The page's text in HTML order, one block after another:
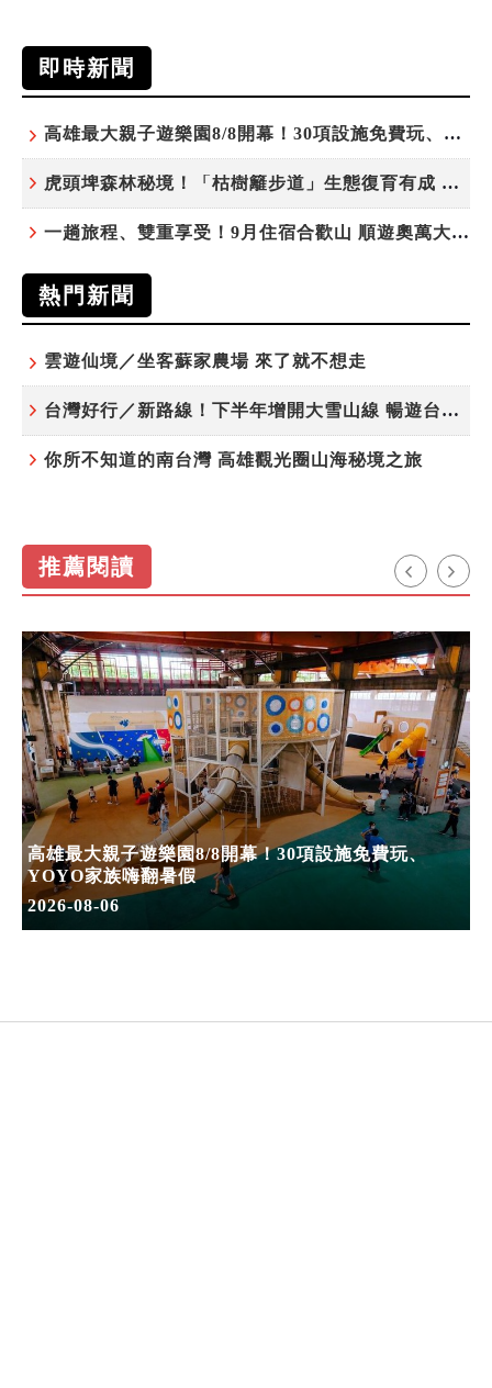
即時新聞
高雄最大親子遊樂園8/8開幕！30項設施免費玩、YOYO家族嗨翻暑假
虎頭埤森林秘境！「枯樹籬步道」生態復育有成 走進大自然生命教室
一趟旅程、雙重享受！9月住宿合歡山 順遊奧萬大10元優惠入園
熱門新聞
雲遊仙境／坐客蘇家農場 來了就不想走
台灣好行／新路線！下半年增開大雪山線 暢遊台中更便利
你所不知道的南台灣 高雄觀光圈山海秘境之旅
推薦閱讀
高雄最大親子遊樂園8/8開幕！30項設施免費玩、
YOYO家族嗨翻暑假
2026-08-06